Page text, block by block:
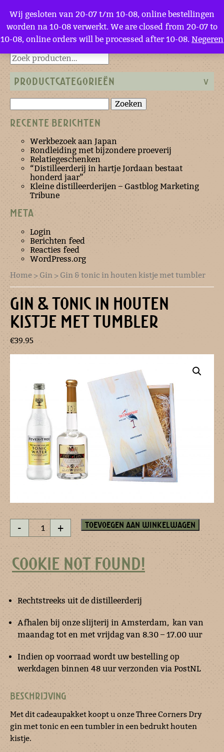
Terug naar de homepage
PRODUCTCATEGORIEËN
Zoeken
naar:
RECENTE BERICHTEN
Werkbezoek aan Japan
Rondleiding met bijzondere proeverij
Relatiegeschenken
“Distilleerderij in hartje Jordaan bestaat
honderd jaar”
Kleine distilleerderijen – Gastblog Marketing
Tribune
META
Login
Berichten feed
Reacties feed
WordPress.org
Home > Gin > Gin & tonic in houten kistje met tumbler
GIN & TONIC IN HOUTEN
KISTJE MET TUMBLER
€39.95
-
Gin
houten
kistje
aantal
+ Toevoegen aan winkelwagen
COOKIE NOT FOUND!
Rechtstreeks uit de distilleerderij
Afhalen bij onze slijterij in Amsterdam, kan van
maandag tot en met vrijdag van 8.30 – 17.00 uur
Indien op voorraad wordt uw bestelling op
werkdagen binnen 48 uur verzonden via PostNL
BESCHRIJVING
Met dit cadeaupakket koopt u onze Three Corners Dry
gin met tonic en een tumbler in een bedrukt houten
kistje.
Wij gesloten van 20-07 t/m 10-08, online bestellingen
worden na 10-08 verwerkt. We are closed from 20-07 to
10-08, online orders will be processed after 10-08. Negeren